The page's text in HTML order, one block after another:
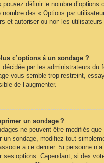
définir le nombre d’options
des « Options par
et autoriser ou non les
d’options à un sondage ?
décidée par les administrateurs du
vous semble trop restreint,
de l’augmenter.
un sondage ?
ne peuvent être modifiés que
un sondage, modifiez tout
à ce dernier. Si personne
ses options. Cependant, si des